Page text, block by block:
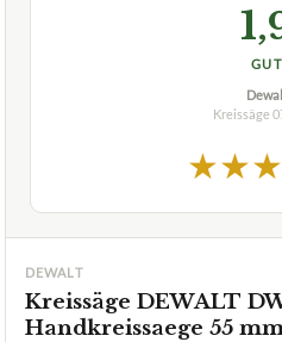
GUT
Kreissäge
★★★
DEWALT
Kreissäge DEWALT
Handkreissaege 55